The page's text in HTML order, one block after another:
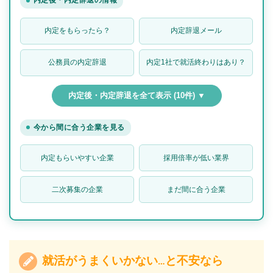
内定をもらったら？ 内定辞退メール
公務員の内定辞退 内定1社で就活終わりはあり？
内定後・内定辞退を全て表示 (10件) ▼
今から間に合う企業を見る
内定もらいやすい企業 採用倍率が低い業界
二次募集の企業 まだ間に合う企業
就活がうまくいかない…と不安なら